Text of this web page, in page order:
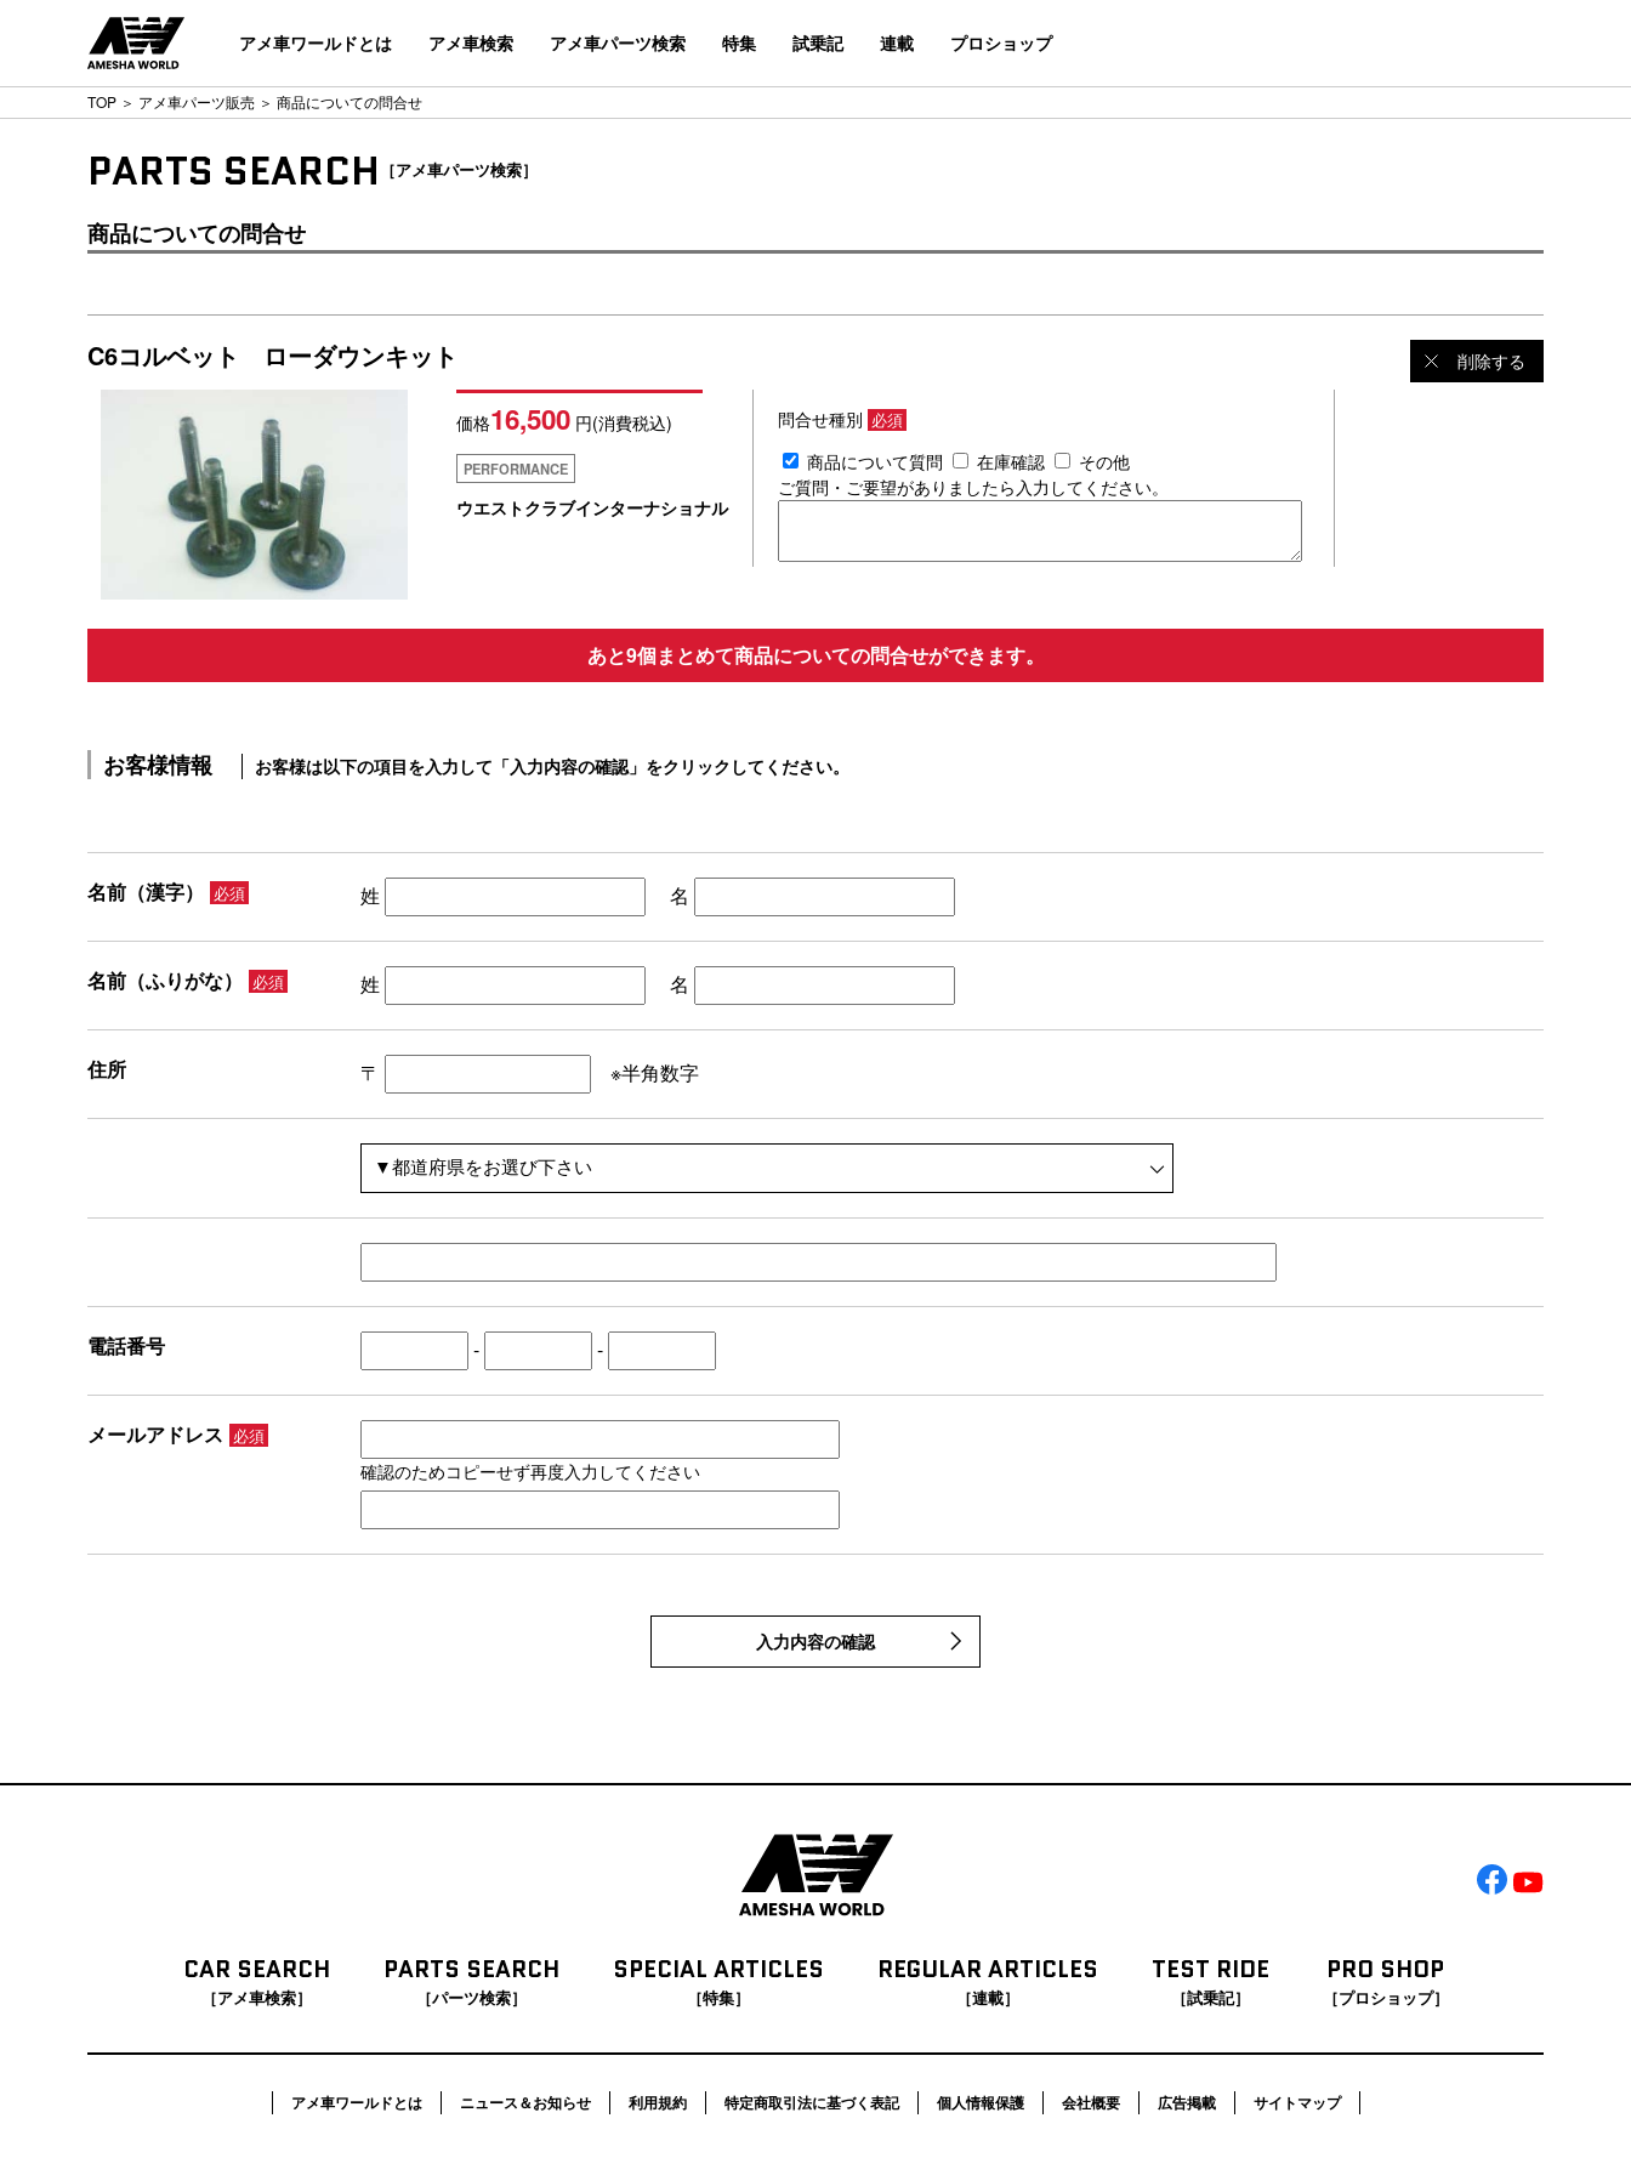
アメ車ワールドとは アメ車検索 アメ車パーツ検索 特集 試乗記 連載 プロショップ
TOP ＞ アメ車パーツ販売 ＞ 商品についての問合せ
PARTS SEARCH ［アメ車パーツ検索］
商品についての問合せ
C6コルベット ローダウンキット 削除する
価格16,500 円(消費税込)
PERFORMANCE
ウエストクラブインターナショナル
問合せ種別 必須
商品について質問 在庫確認
その他
ご質問・ご要望がありましたら入力してください。
あと9個まとめて商品についての問合せができます。
お客様情報 お客様は以下の項目を入力して「入力内容の確認」をクリックしてください。
名前（漢字） 必須 姓 名
名前（ふりがな） 必須 姓 名
住所 〒 ※半角数字
電話番号 - -
メールアドレス 必須
確認のためコピーせず再度入力してください
入力内容の確認
CAR SEARCH
［アメ車検索］
PARTS SEARCH
［パーツ検索］
SPECIAL ARTICLES
［特集］
REGULAR ARTICLES
［連載］
TEST RIDE
［試乗記］
PRO SHOP
［プロショップ］
アメ車ワールドとは ニュース＆お知らせ 利用規約 特定商取引法に基づく表記 個人情報保護 会社概要 広告掲載 サイトマップ